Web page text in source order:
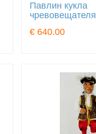
Павлин кукла
чревовещателя
€ 640.00